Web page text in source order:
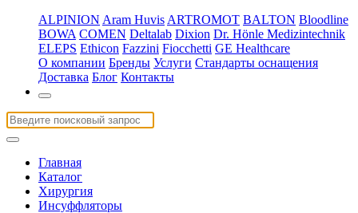
ALPINION Aram Huvis ARTROMOT BALTON Bloodline
BOWA COMEN Deltalab Dixion Dr. Hönle Medizintechnik
ELEPS Ethicon Fazzini Fiocchetti GE Healthcare
О компании Бренды Услуги Стандарты оснащения
Доставка Блог Контакты
Главная
Каталог
Хирургия
Инсуффляторы